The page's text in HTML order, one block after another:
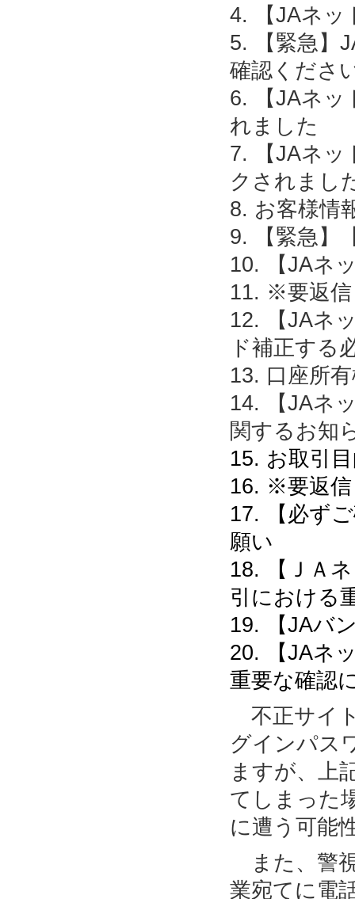
4. 【JAネッ
5. 【緊急】
確認くださ
6. 【JAネッ
れました
7. 【JAネッ
クされまし
8. お客様情
9. 【緊急】
10. 【JAネ
11. ※要返
12. 【JAネ
ド補正する
13. 口座所
14. 【JAネ
関するお知
15. お取引
16. ※要返信
17. 【必ず
願い
18. 【ＪＡ
引における
19. 【JAバ
20. 【JAネ
重要な確認
不正サイ
グインパス
ますが、上
てしまった
に遭う可能
また、警
業宛てに電